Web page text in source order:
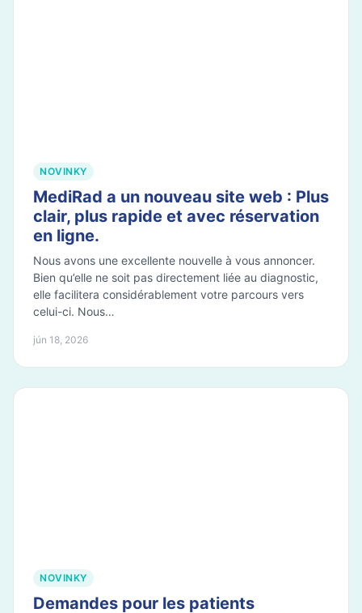
NOVINKY
MediRad a un nouveau site web : Plus
clair, plus rapide et avec réservation
en ligne.
Nous avons une excellente nouvelle à vous annoncer.
Bien qu’elle ne soit pas directement liée au diagnostic,
elle facilitera considérablement votre parcours vers
celui-ci. Nous…
jún 18, 2026
NOVINKY
Demandes pour les patients